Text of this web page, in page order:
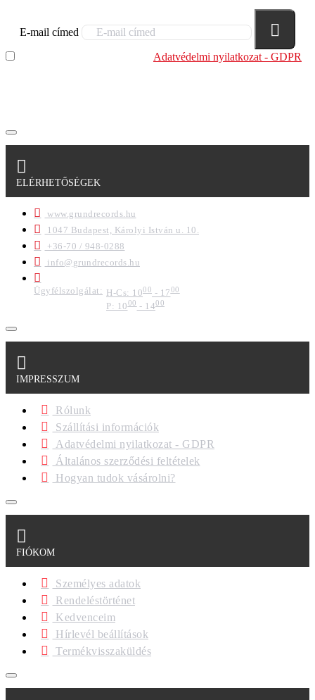
E-mail címed
Adatvédelmi nyilatkozat - GDPR
ELÉRHETŐSÉGEK
www.grundrecords.hu
1047 Budapest, Károlyi István u. 10.
+36-70 / 948-0288
info@grundrecords.hu
Ügyfélszolgálat: H-Cs: 1000 - 1700
P: 1000- 1400
IMPRESSZUM
Rólunk
Szállítási információk
Adatvédelmi nyilatkozat - GDPR
Általános szerződési feltételek
Hogyan tudok vásárolni?
FIÓKOM
Személyes adatok
Rendeléstörténet
Kedvenceim
Hírlevél beállítások
Termékvisszaküldés